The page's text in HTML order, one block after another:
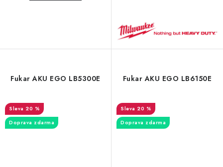
Fukar AKU EGO LB5300E
20 %
Doprava zdarma
Fukar AKU EGO LB6150E
20 %
Doprava zdarma